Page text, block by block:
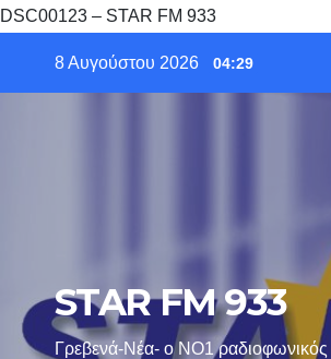
DSC00123 – STAR FM 933
8 Αυγούστου 2026 04:29
STAR FM 933
Γρεβενά-Νέα- ο ΝΟ1 ραδιοφωνικός